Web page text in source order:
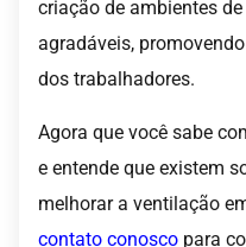
criação de ambientes
agradáveis,
dos trabalhadores.
Agora que você sabe
e entende que existem
melhorar a ventilação
contato conosco para